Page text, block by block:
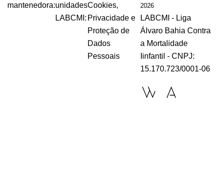
mantenedora:unidades
LABCMI:
Cookies,
Privacidade e
Proteção de
Dados
Pessoais
2026
LABCMI - Liga
Álvaro Bahia Contra
a Mortalidade
Iinfantil - CNPJ:
15.170.723/0001-06